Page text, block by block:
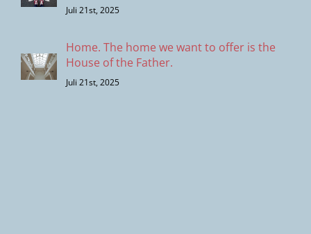
Juli 21st, 2025
Home. The home we want to offer is the
House of the Father.
Juli 21st, 2025